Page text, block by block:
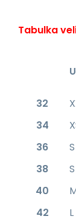
Tabulka
32
34
36
S
38
S
40
42
L